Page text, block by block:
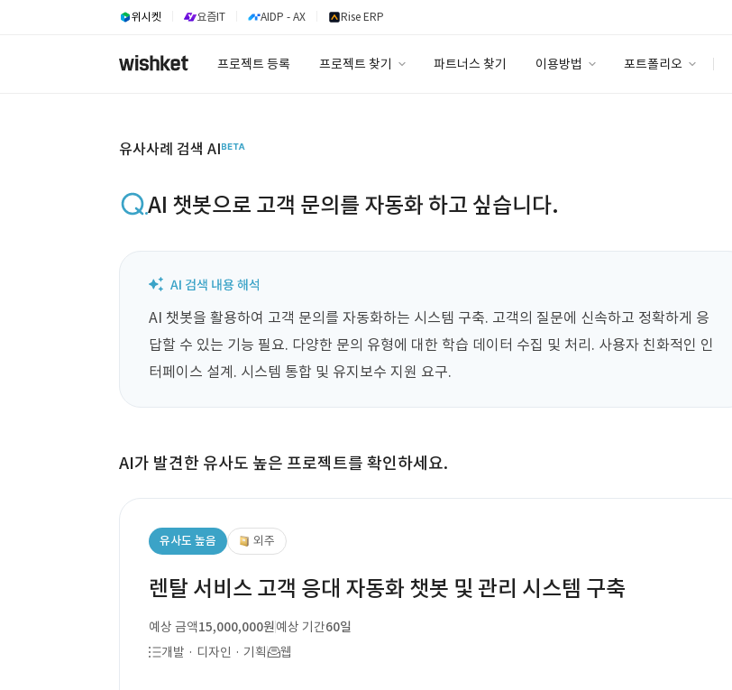
위시켓 요즘IT AIDP - AX Rise ERP
프로젝트 등록 프로젝트 찾기 파트너스 찾기 이용방법 포트폴리오
유사사례 검색 AI
AI 챗봇으로 고객 문의를 자동화 하고 싶습니다.
AI 챗봇을 활용하여 고객 문의를 자동화하는 시스템 구축. 고객의 질문에 신속하고 정확하게 응
답할 수 있는 기능 필요. 다양한 문의 유형에 대한 학습 데이터 수집 및 처리. 사용자 친화적인 인
터페이스 설계. 시스템 통합 및 유지보수 지원 요구.
AI가 발견한 유사도 높은 프로젝트를 확인하세요.
유사도 높음 외주
렌탈 서비스 고객 응대 자동화 챗봇 및 관리 시스템 구축
예상 금액15,000,000원예상 기간60일
개발 · 디자인 · 기획
웹